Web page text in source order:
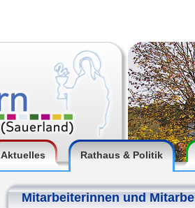
Aktuelles Rathaus & Politik
Mitarbeiterinnen und